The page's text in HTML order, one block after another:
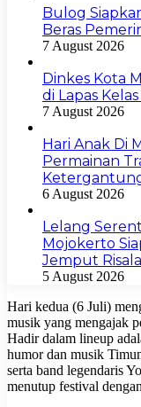
Bulog
Beras
7 August 2026
Dinkes Kota
di Lapas Kelas
7 August 2026
Hari Anak Di
Permainan
6 August 2026
Lelang
Mojokerto
Jemput
5 August 2026
Hari kedua (6 Juli)
musik yang mengajak
Hadir dalam lineup
humor dan musik
serta band legendaris
menutup festival